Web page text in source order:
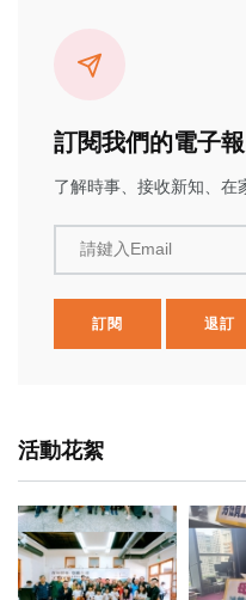
訂閱我們的電子報
了解時事、接收新知、在
請鍵入Email
訂閱 退訂
活動花絮